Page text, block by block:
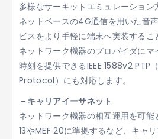
多様なサーキットエミュレーショ
ネットベースの4G通信を用いた音
ビスをより手軽に端末へ実装するこ
ネットワーク機器のプロバイダに
時刻を提供できるIEEE 1588v2
Protocol）にも対応します。
－キャリアイーサネット
ネットワーク機器の相互運用を可能
13やMEF 20に準拠するなど、キャ